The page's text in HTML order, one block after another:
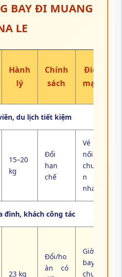
BAY ĐI MUANG
LE
Hành
lý
Chính
sách
Điểm
mạnh
du lịch tiết kiệm
15–20
kg
Đổi
hạn
chế
Vé rẻ,
nối
chuyế
n
nhanh
đình, khách công tác
23 kg
Đổi/ho
àn có
Giờ
bay
chuẩn,